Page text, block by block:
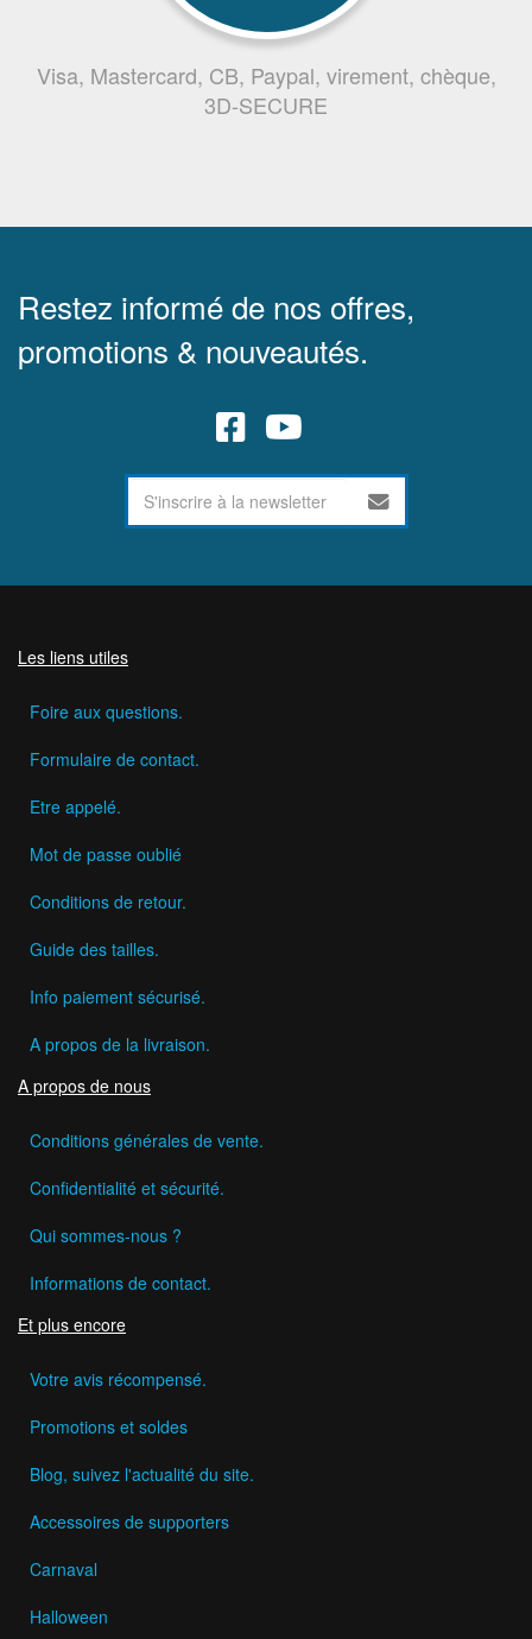
Visa, Mastercard, CB, Paypal, virement, chèque,
3D-SECURE
Restez informé de nos offres,
promotions & nouveautés.
Les liens utiles
Foire aux questions.
Formulaire de contact.
Etre appelé.
Mot de passe oublié
Conditions de retour.
Guide des tailles.
Info paiement sécurisé.
A propos de la livraison.
A propos de nous
Conditions générales de vente.
Confidentialité et sécurité.
Qui sommes-nous ?
Informations de contact.
Et plus encore
Votre avis récompensé.
Promotions et soldes
Blog, suivez l'actualité du site.
Accessoires de supporters
Carnaval
Halloween